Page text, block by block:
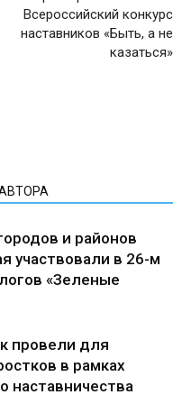
Всероссийский конкурс
наставников «Быть, а не
казаться»
и районов
участвовали в 26-м
«Зеленые
провели для
в рамках
наставничества